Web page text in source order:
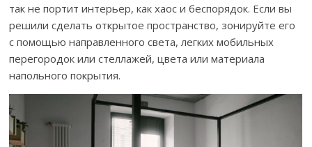
так не портит интерьер, как хаос и беспорядок. Если вы
решили сделать открытое пространство, зонируйте его
с помощью направленного света, легких мобильных
перегородок или стеллажей, цвета или материала
напольного покрытия.